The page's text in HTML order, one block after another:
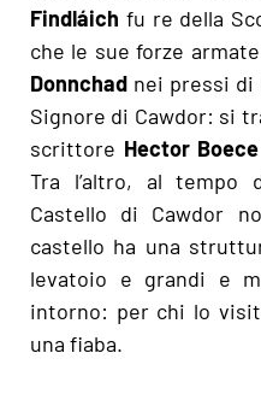
Findláich fu re della
che le sue forze
Donnchad nei pressi di
Signore di Cawdor: si
scrittore Hector Boece
Tra l’altro, al tempo
Castello di Cawdor
castello ha una
levatoio e grandi e
intorno: per chi lo
una fiaba.